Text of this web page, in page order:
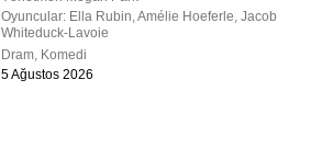
Oyuncular: Ella Rubin,Amélie Hoeferle,Jacob
Whiteduck-Lavoie
Dram, Komedi
5 Ağustos 2026